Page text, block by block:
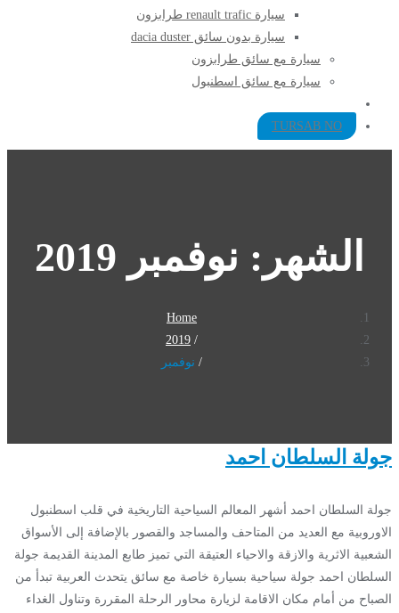
سيارة renault trafic طرابزون
سيارة بدون سائق dacia duster
سيارة مع سائق طرابزون​
سيارة مع سائق اسطنبول
TURSAB NO
الشهر: نوفمبر 2019
Home
2019
نوفمبر
جولة السلطان احمد
جولة السلطان احمد أشهر المعالم السياحية التاريخية في قلب اسطنبول
الاوروبية مع العديد من المتاحف والمساجد والقصور بالإضافة إلى الأسواق
الشعبية الاثرية والازقة والاحياء العتيقة التي تميز طابع المدينة القديمة جولة
السلطان احمد جولة سياحية بسيارة خاصة مع سائق يتحدث العربية تبدأ من
الصباح من أمام مكان الاقامة لزيارة محاور الرحلة المقررة وتناول الغداء